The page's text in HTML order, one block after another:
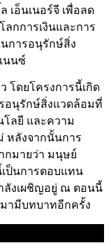
เอ็นเนอร์จี เพื่อลด
กการเงินและการ
การอนุรักษ์สิ่ง
นนซ์
โดยโครงการนี้เกิด
อนุรักษ์สิ่งแวดล้อมที่
โลยี และความ
หลังจากนั้นการ
กมายว่า มนุษย์
เป็นการตอบแทน
ลังเผชิญอยู่ ณ ตอนนี้
ามีบทบาทอีกครั้ง